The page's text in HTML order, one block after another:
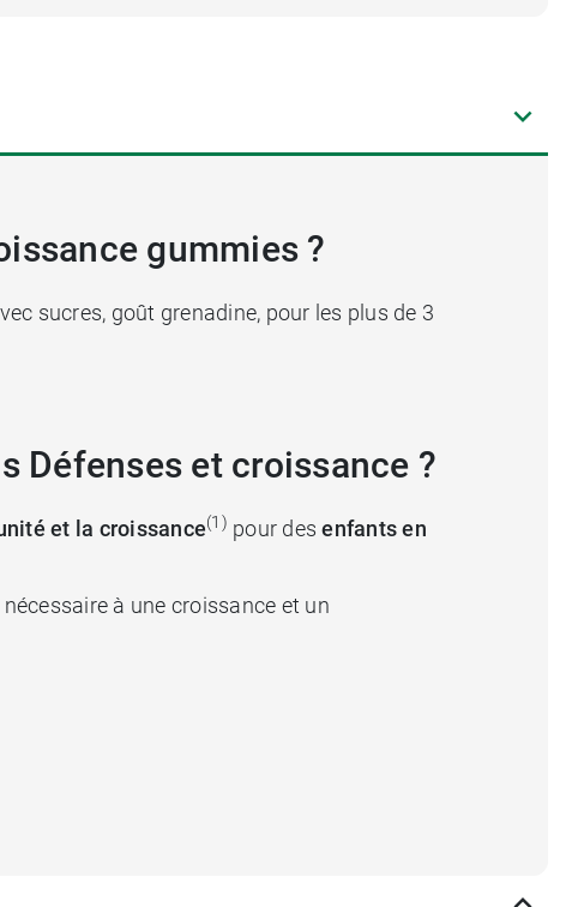
gummies ?
sucres, goût grenadine, pour les plus de 3
Défenses et croissance ?
et la croissance(1) pour desenfants en
à une croissance et un